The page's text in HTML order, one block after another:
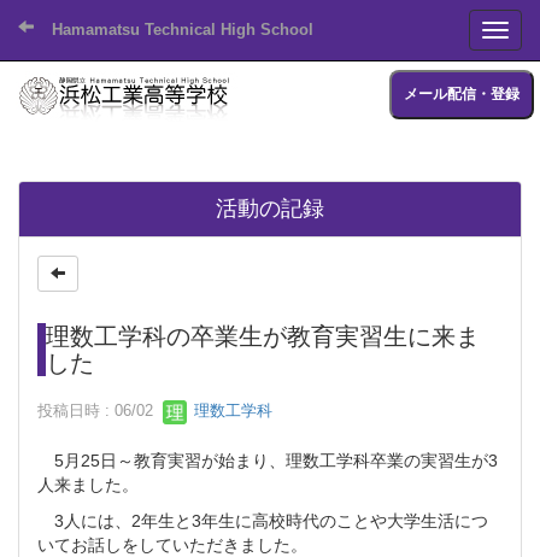
Hamamatsu Technical High School
メール配信・登録
活動の記録
理数工学科の卒業生が教育実習生に来ま
した
投稿日時 : 06/02 理数工学科
5月25日～教育実習が始まり、理数工学科卒業の実習生が3
人来ました。
3人には、2年生と3年生に高校時代のことや大学生活につ
いてお話しをしていただきました。